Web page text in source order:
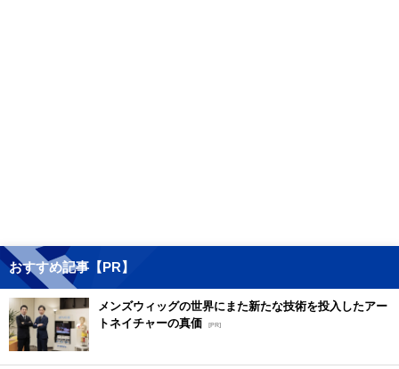
おすすめ記事【PR】
メンズウィッグの世界にまた新たな技術を投入したアー
トネイチャーの真価 [PR]